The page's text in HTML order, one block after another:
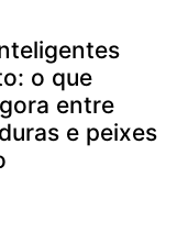
o que
entre
e peixes